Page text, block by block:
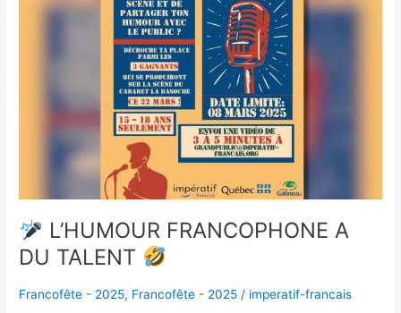
L’HUMOUR FRANCOPHONE A
DU TALENT
Francofête - 2025, Francofête - 2025 / imperatif-francais